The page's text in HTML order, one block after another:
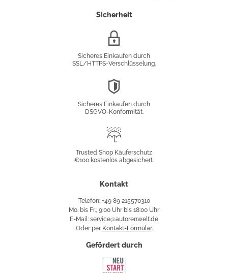
Sicherheit
Sicheres Einkaufen durch
SSL/HTTPS-Verschlüsselung.
Sicheres Einkaufen durch
DSGVO-Konformität.
Käuferschutz
Trusted Shop Käuferschutz
€100 kostenlos abgesichert.
Kontakt
Telefon: +49 89 215570310
Mo. bis Fr., 9:00 Uhr bis 18:00 Uhr
E-Mail: service@autorenwelt.de
Oder per Kontakt-Formular.
Gefördert durch